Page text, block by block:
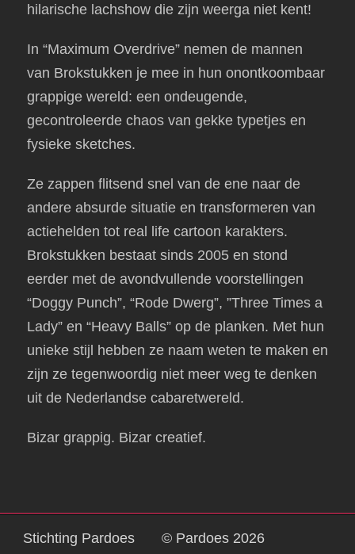
hilarische lachshow die zijn weerga niet kent!
In “Maximum Overdrive” nemen de mannen
van Brokstukken je mee in hun onontkoombaar
grappige wereld: een ondeugende,
gecontroleerde chaos van gekke typetjes en
fysieke sketches.
Ze zappen flitsend snel van de ene naar de
andere absurde situatie en transformeren van
actiehelden tot real life cartoon karakters.
Brokstukken bestaat sinds 2005 en stond
eerder met de avondvullende voorstellingen
“Doggy Punch”, “Rode Dwerg”, ”Three Times a
Lady” en “Heavy Balls” op de planken. Met hun
unieke stijl hebben ze naam weten te maken en
zijn ze tegenwoordig niet meer weg te denken
uit de Nederlandse cabaretwereld.
Bizar grappig. Bizar creatief.
Stichting Pardoes
© Pardoes 2026